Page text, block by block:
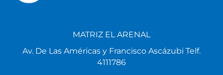
MATRIZ EL ARENAL
Av. De Las Américas y Francisco Ascázubi Telf.
4111786